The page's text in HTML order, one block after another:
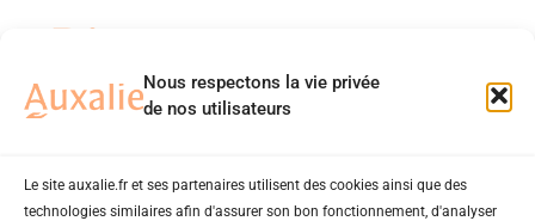
Nous respectons la vie privée
de nos utilisateurs
Le site auxalie.fr et ses partenaires utilisent des cookies ainsi que des
technologies similaires afin d'assurer son bon fonctionnement, d'analyser
votre tableau
de bord !